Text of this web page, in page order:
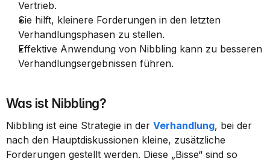
Vertrieb.
Sie hilft, kleinere Forderungen in den letzten
Verhandlungsphasen zu stellen.
Effektive Anwendung von Nibbling kann zu besseren
Verhandlungsergebnissen führen.
Was ist Nibbling?
Nibbling ist eine Strategie in der Verhandlung, bei der
nach den Hauptdiskussionen kleine, zusätzliche
Forderungen gestellt werden. Diese „Bisse“ sind so